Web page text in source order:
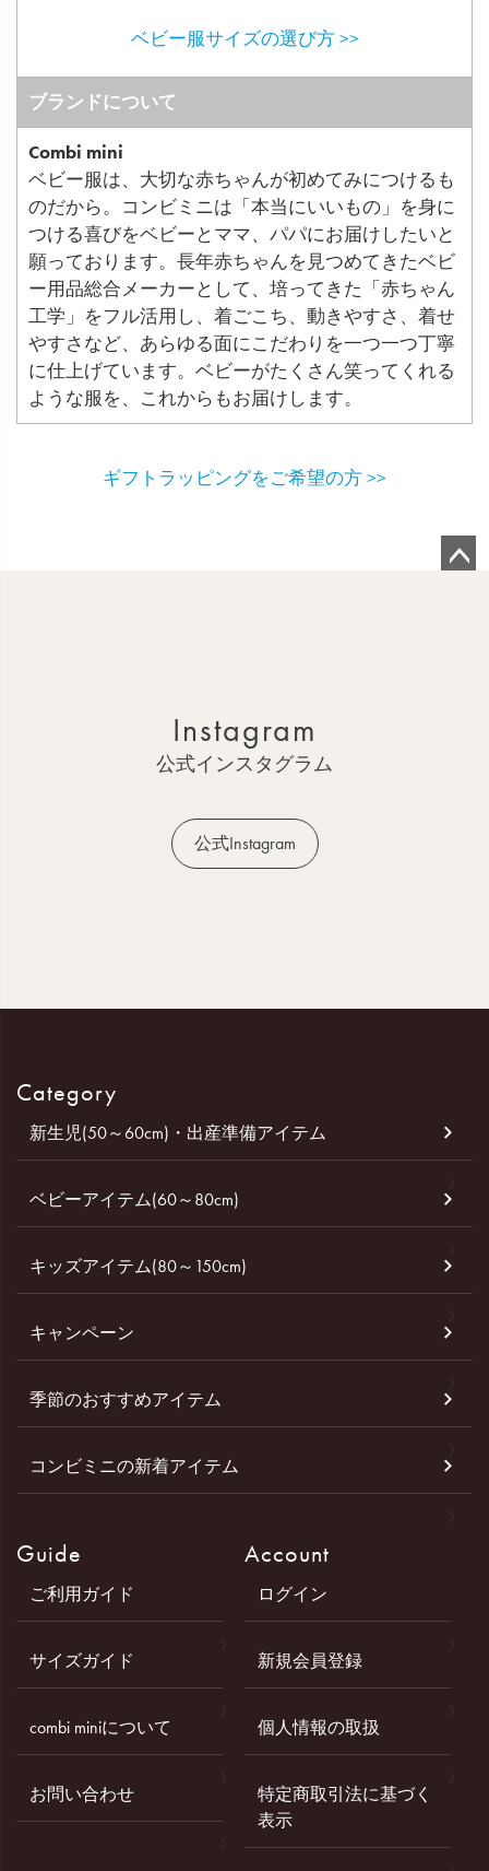
ベビー服サイズの選び方 >>
ブランドについて
Combi mini
ベビー服は、大切な赤ちゃんが初めてみにつけるも
のだから。コンビミニは「本当にいいもの」を身に
つける喜びをベビーとママ、パパにお届けしたいと
願っております。長年赤ちゃんを見つめてきたベビ
ー用品総合メーカーとして、培ってきた「赤ちゃん
工学」をフル活用し、着ごこち、動きやすさ、着せ
やすさなど、あらゆる面にこだわりを一つ一つ丁寧
に仕上げています。ベビーがたくさん笑ってくれる
ような服を、これからもお届けします。
ギフトラッピングをご希望の方 >>
Instagram
公式インスタグラム
公式Instagram
Category
新生児(50～60cm)・出産準備アイテム
ベビーアイテム(60～80cm)
キッズアイテム(80～150cm)
キャンペーン
季節のおすすめアイテム
コンビミニの新着アイテム
Guide
ご利用ガイド
サイズガイド
combi miniについて
お問い合わせ
Account
ログイン
新規会員登録
個人情報の取扱
特定商取引法に基づく
表示